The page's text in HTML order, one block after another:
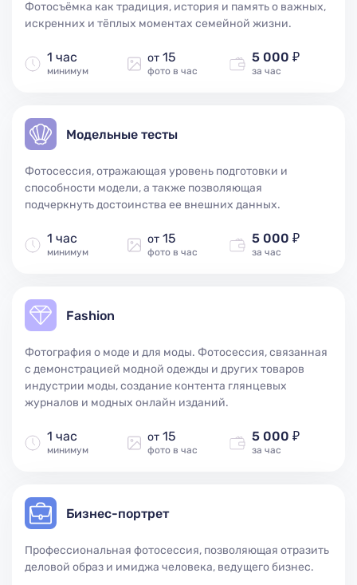
Фотосъёмка как традиция, история и память о важных,
искренних и тёплых моментах семейной жизни.
1 час
минимум
от15
фото в час
5 000 ₽
за час
Модельные тесты
Фотосессия, отражающая уровень подготовки и
способности модели, а также позволяющая
подчеркнуть достоинства ее внешних данных.
1 час
минимум
от15
фото в час
5 000 ₽
за час
Fashion
Фотография о моде и для моды. Фотосессия, связанная
с демонстрацией модной одежды и других товаров
индустрии моды, создание контента глянцевых
журналов и модных онлайн изданий.
1 час
минимум
от15
фото в час
5 000 ₽
за час
Бизнес-портрет
Профессиональная фотосессия, позволяющая отразить
деловой образ и имиджа человека, ведущего бизнес.